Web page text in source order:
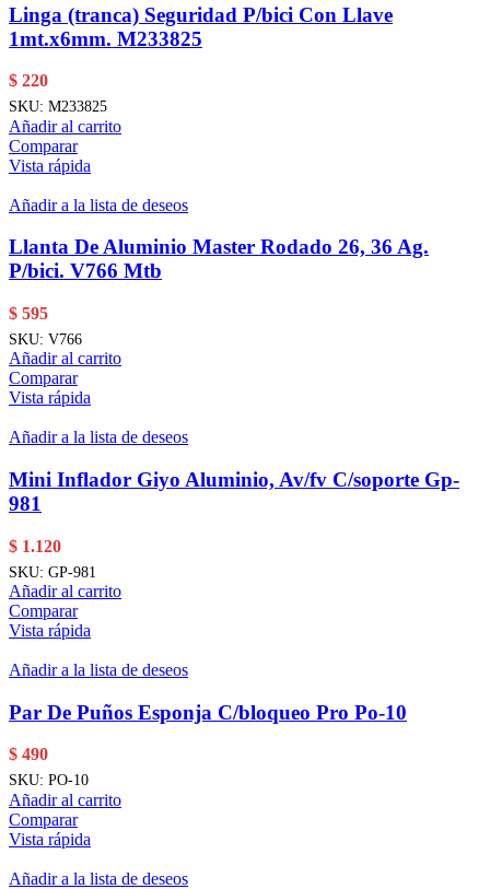
Linga (tranca) Seguridad P/bici Con Llave
1mt.x6mm. M233825
$ 220
SKU: M233825
Añadir al carrito
Comparar
Vista rápida
Añadir a la lista de deseos
Llanta De Aluminio Master Rodado 26, 36 Ag.
P/bici. V766 Mtb
$ 595
SKU: V766
Añadir al carrito
Comparar
Vista rápida
Añadir a la lista de deseos
Mini Inflador Giyo Aluminio, Av/fv C/soporte Gp-
981
$ 1.120
SKU: GP-981
Añadir al carrito
Comparar
Vista rápida
Añadir a la lista de deseos
Par De Puños Esponja C/bloqueo Pro Po-10
$ 490
SKU: PO-10
Añadir al carrito
Comparar
Vista rápida
Añadir a la lista de deseos